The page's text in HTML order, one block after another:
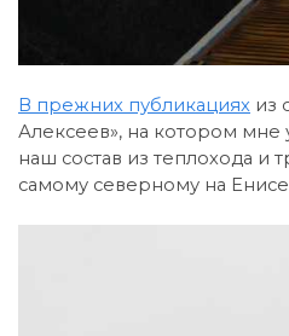
В прежних публикациях из
Алексеев», на котором мне
наш состав из теплохода и
самому северному на